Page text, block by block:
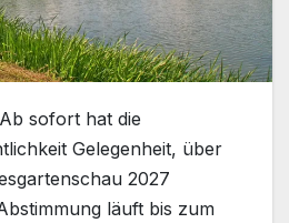
Ab sofort hat die
Gelegenheit, über
2027
läuft bis zum